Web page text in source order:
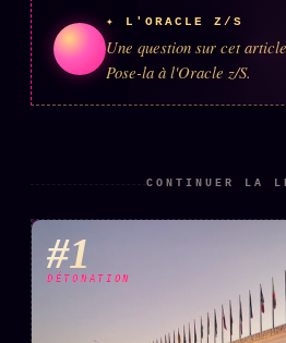
✦ L'ORACLE Z/S
Une question sur cet
Pose-la à l'Oracle z/S.
CONTINUER LA
#1
DÉTONATION